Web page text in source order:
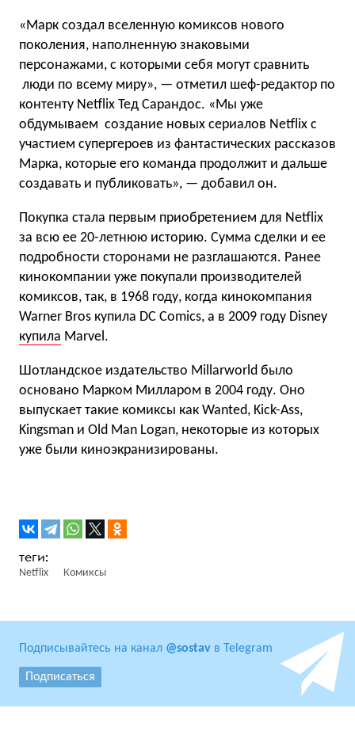
«Марк создал вселенную комиксов нового
поколения, наполненную знаковыми
персонажами, с которыми себя могут сравнить
люди по всему миру», — отметил шеф-редактор по
контенту Netflix Тед Сарандос. «Мы уже
обдумываем создание новых сериалов Netflix с
участием супергероев из фантастических рассказов
Марка, которые его команда продолжит и дальше
создавать и публиковать», — добавил он.
Покупка стала первым приобретением для Netflix
за всю ее 20-летнюю историю. Сумма сделки и ее
подробности сторонами не разглашаются. Ранее
кинокомпании уже покупали производителей
комиксов, так, в 1968 году, когда кинокомпания
Warner Bros купила DC Comics, а в 2009 году Disney
купила Marvel.
Шотландское издательство Millarworld было
основано Марком Милларом в 2004 году. Оно
выпускает такие комиксы как Wanted, Kick-Ass,
Kingsman и Old Man Logan, некоторые из которых
уже были киноэкранизированы.
Netflix Комиксы
Подписывайтесь на канал @sostav в Telegram
Подписаться